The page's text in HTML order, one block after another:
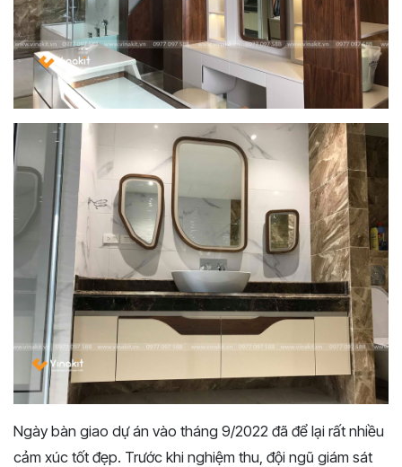
Ngày bàn giao dự án vào tháng 9/2022 đã để lại rất nhiều
cảm xúc tốt đẹp. Trước khi nghiệm thu, đội ngũ giám sát